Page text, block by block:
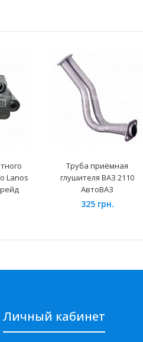
Lanos
Труба приёмная
глушителя ВАЗ 2110
АвтоВАЗ
325 грн.
Личный кабинет